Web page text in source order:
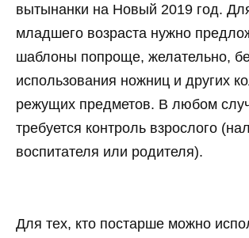
вытынанки на Новый 2019 год.
младшего возраста нужно
шаблоны попроще, желательно,
использования ножниц и других
режущих предметов. В любом
требуется контроль взрослого
воспитателя или родителя).
Для тех, кто постарше можно